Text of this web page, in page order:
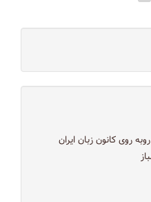
روی کانون زبان ایران